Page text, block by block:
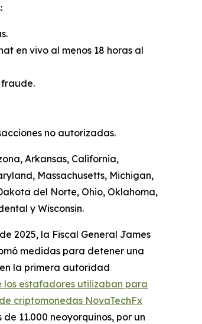
en vivo al menos 18 horas al
fraude.
no autorizadas.
Arkansas, California,
Massachusetts, Michigan,
del Norte, Ohio, Oklahoma,
y Wisconsin.
2025, la Fiscal General James
medidas para detener una
en la primera autoridad
los estafadores utilizaban para
de criptomonedas NovaTechFx
11.000 neoyorquinos, por un